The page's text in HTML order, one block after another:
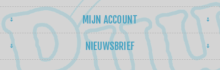
MIJN ACCOUNT
NIEUWSBRIEF